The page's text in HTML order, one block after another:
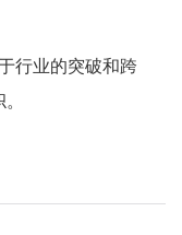
行业的突破和跨